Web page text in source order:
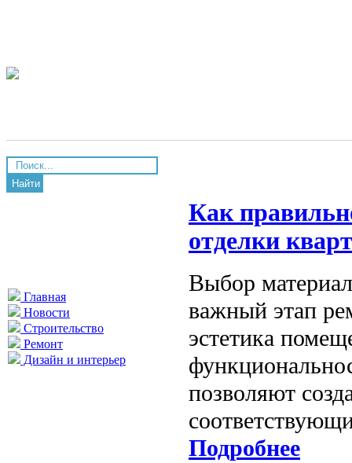
Найти
Главная
Новости
Строительство
Ремонт
Дизайн и интерьер
Как
отделки
Выбор
важный этап
эстетика
позволяют
Подробнее